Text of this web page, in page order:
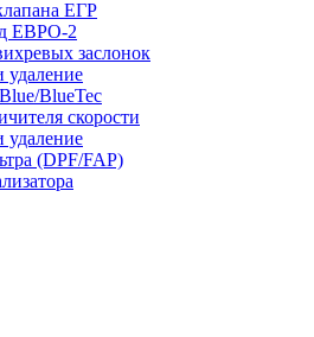
ЕГР
ЕВРО-2
заслонок
BlueTec
скорости
(DPF/FAP)